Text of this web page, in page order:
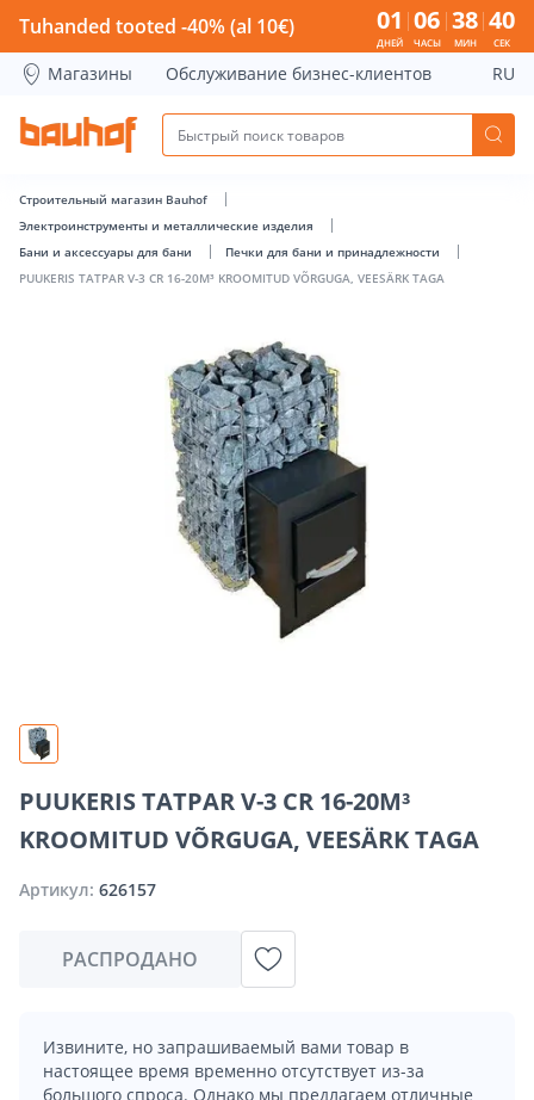
PUUKERIS TATPAR V-3 CR 16-20M³ KROOMITUD
Tuhanded tooted -40% (al 10€) 01
ДНЕЙ
06
ЧАСЫ
38
МИН
40
СЕК
Магазины Обслуживание бизнес-клиентов RU
Строительный магазин Bauhof
Электроинструменты и металлические изделия
Бани и аксессуары для бани
Печки для бани и принадлежности
PUUKERIS TATPAR V-3 CR 16-20M³ KROOMITUD VÕRGUGA, VEESÄRK TAGA
PUUKERIS TATPAR V-3 CR 16-20M³
KROOMITUD VÕRGUGA, VEESÄRK TAGA
Артикул: 626157
РАСПРОДАНО
Извините, но запрашиваемый вами товар в
настоящее время временно отсутствует из-за
большого спроса. Однако мы предлагаем отличные